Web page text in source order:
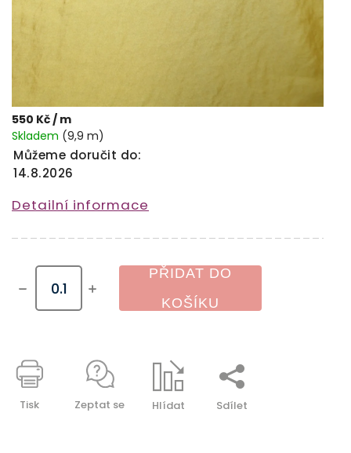
550 Kč/ m
Skladem (9,9 m)
Můžeme doručit do:
14.8.2026
PŘIDAT DO
KOŠÍKU
Detailní informace
Tisk Zeptat se Hlídat Sdílet